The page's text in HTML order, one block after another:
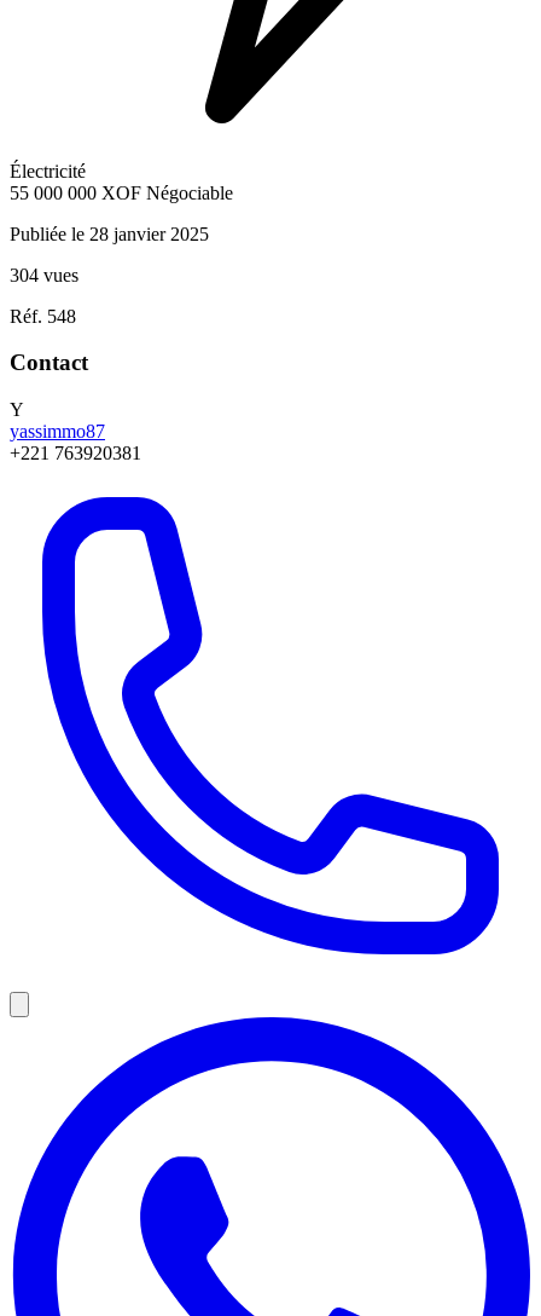
Électricité
55 000 000 XOF Négociable
Publiée le 28 janvier 2025
304 vues
Réf. 548
Contact
Y
yassimmo87
+221 763920381